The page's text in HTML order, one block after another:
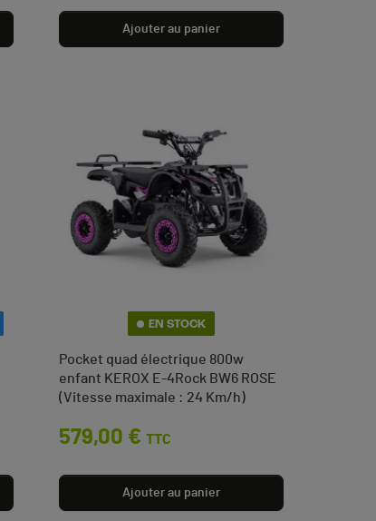
Ajouter au panier
EN STOCK
Pocket quad électrique 800w
enfant KEROX E-4Rock BW6 ROSE
(Vitesse maximale : 24 Km/h)
Prix
579,00 € TTC
Ajouter au panier